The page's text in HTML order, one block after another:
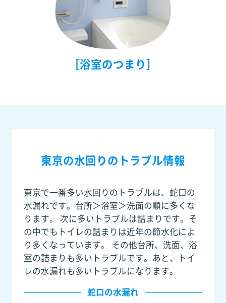
［浴室のつまり］
東京の水回りのトラブル情報
東京で一番多い水回りのトラブルは、蛇口の
水漏れです。台所＞浴室＞洗面の順に多くな
ります。 次に多いトラブルは詰まりです。そ
の中でもトイレの詰まりは近年の節水化によ
り多くなっています。 その他台所、洗面、浴
室の詰まりも多いトラブルです。あと、トイ
レの水漏れも多いトラブルになります。
蛇口の水漏れ